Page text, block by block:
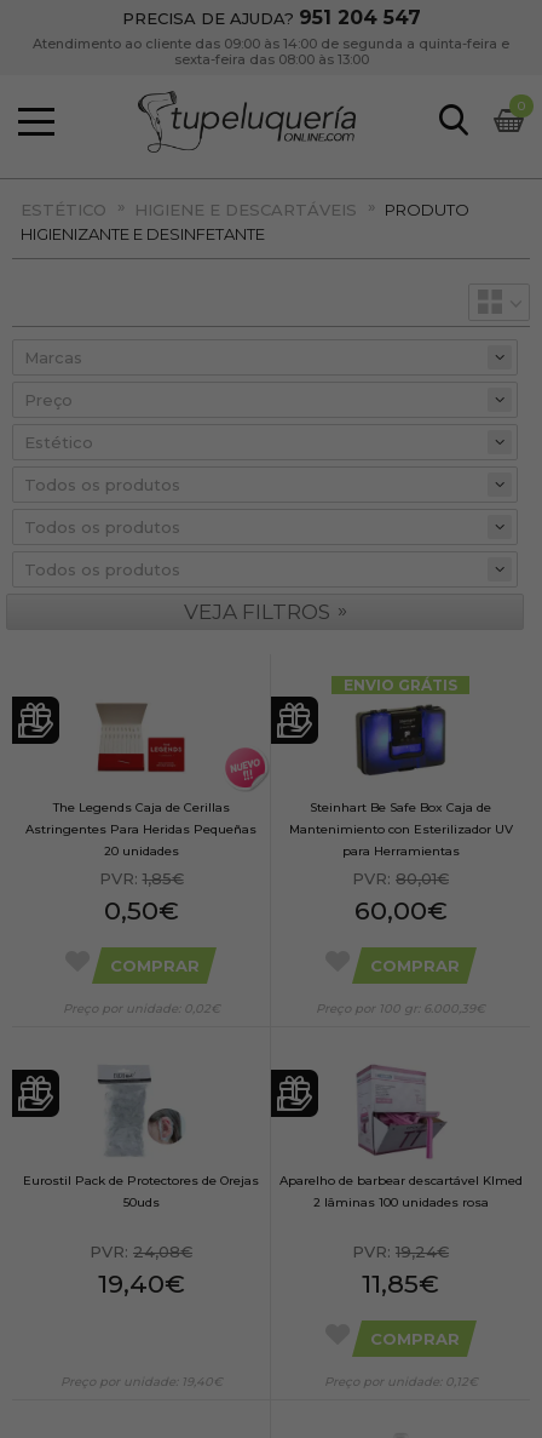
PRECISA DE AJUDA? 951 204 547
Atendimento ao cliente das 09:00 às 14:00 de segunda a quinta-feira e
sexta-feira das 08:00 às 13:00
0
ESTÉTICO » HIGIENE E DESCARTÁVEIS » PRODUTO
HIGIENIZANTE E DESINFETANTE
Preço
VEJA FILTROS »
The Legends Caja de Cerillas
Astringentes Para Heridas Pequeñas
20 unidades
PVR:1,85€
0,50€
COMPRAR
Preço por unidade: 0,02€
ENVIO GRÁTIS
Steinhart Be Safe Box Caja de
Mantenimiento con Esterilizador UV
para Herramientas
PVR: 80,01€
60,00€
COMPRAR
Preço por 100 gr: 6.000,39€
Eurostil Pack de Protectores de Orejas
50uds
PVR: 24,08€
19,40€
Preço por unidade: 19,40€
Aparelho de barbear descartável Klmed
2 lâminas 100 unidades rosa
PVR: 19,24€
11,85€
COMPRAR
Preço por unidade: 0,12€